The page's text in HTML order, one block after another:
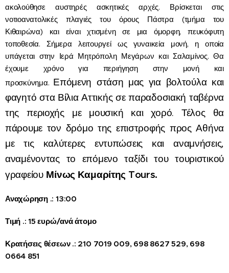
ακολούθησε αυστηρές ασκητικές αρχές. Βρίσκεται στις
νοτιοανατολικές πλαγιές του όρους Πάστρα (τμήμα του
Κιθαιρώνα) και είναι χτισμένη σε μια όμορφη, πευκόφυτη
τοποθεσία. Σήμερα λειτουργεί ως γυναικεία μονή, η οποία
υπάγεται στην Ιερά Μητρόπολη Μεγάρων και Σαλαμίνος. Θα
έχουμε χρόνο για περιήγηση στην μονή και
προσκύνημα. Επόμενη στάση μας για βολτούλα και
φαγητό στα Βίλια Αττικής σε παραδοσιακή ταβέρνα
της περιοχής με μουσική και χορό. Τέλος θα
πάρουμε τον δρόμο της επιστροφής προς Αθήνα
με τις καλύτερες εντυπώσεις και αναμνήσεις,
αναμένοντας το επόμενο ταξίδι του τουριστικού
γραφείου Μίνως Καμαρίτης Tours.
Αναχώρηση .: 13:00
Τιμή .: 15 ευρώ/ανά άτομο
Κρατήσεις θέσεων .: 210 7019 009, 698 8627 529, 698
0664 851